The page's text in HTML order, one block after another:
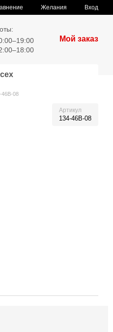
Желания Вход
Мой заказ
46B-08
Артикул
134-46B-08